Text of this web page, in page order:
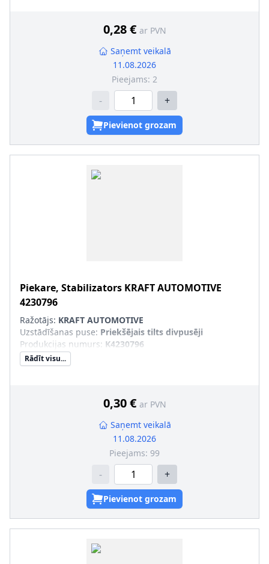
0,28 € ar PVN
Saņemt veikalā
11.08.2026
Pieejams: 2
- +
Pievienot grozam
Piekare, Stabilizators KRAFT AUTOMOTIVE
4230796
Ražotājs: KRAFT AUTOMOTIVE
Uzstādīšanas puse: Priekšējais tilts divpusēji
Produkcijas numurs: K4230796
Rādīt visu...
0,30 € ar PVN
Saņemt veikalā
11.08.2026
Pieejams: 99
- +
Pievienot grozam